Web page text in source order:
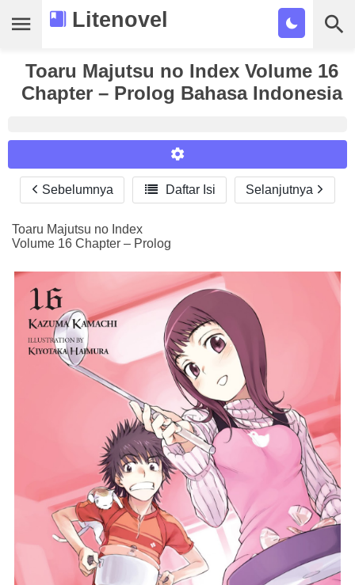
Litenovel
Daftar Novel
Tamat
Tags
Bookmark
Cari
Toaru Majutsu no Index Volume 16
Chapter – Prolog Bahasa Indonesia
Reader Settings
Font :
Titillium Web
Arial
Size :
16
Sebelumnya  Daftar Isi Selanjutnya
Toaru Majutsu no Index
Volume 16 Chapter – Prolog